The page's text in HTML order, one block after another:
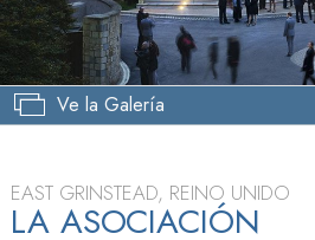
Ve la Galería
EAST GRINSTEAD, REINO UNIDO
LA ASOCIACIÓN